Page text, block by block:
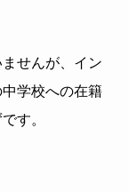
せんが、イン
学校への在籍
す。